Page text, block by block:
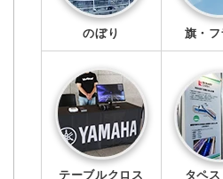
トートバッグ
幕・シート
タペストリー
のぼり 旗・
テーブルクロス タペ